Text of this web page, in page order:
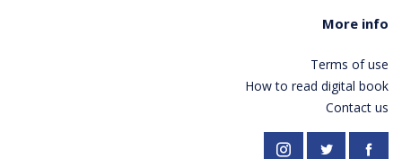
More info
Terms of use
How to read digital book
Contact us
Facebook
https://twitter.com/PardesPublish
Instagram